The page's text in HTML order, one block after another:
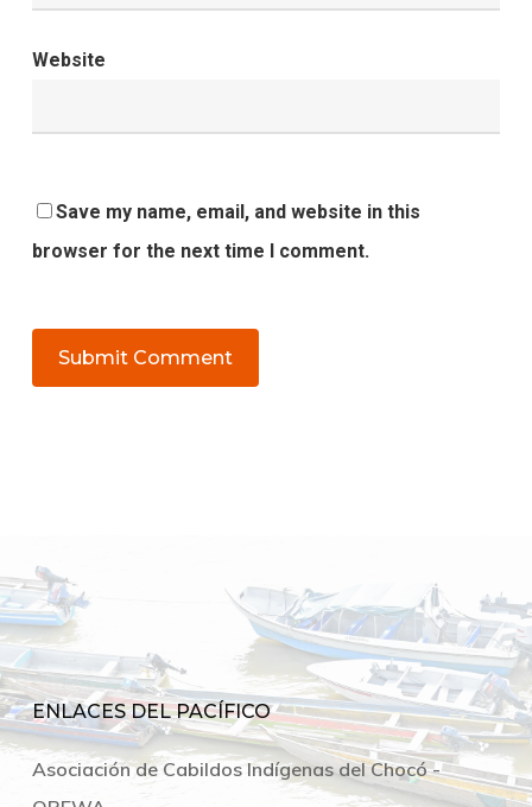
Website
Save my name, email, and website in this
browser for the next time I comment.
ENLACES DEL PACÍFICO
Asociación de Cabildos Indígenas del Chocó -